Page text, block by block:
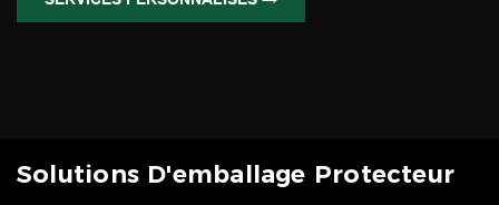
Solutions D'emballage Protecteur